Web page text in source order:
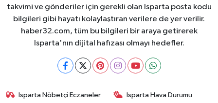
takvimi ve gönderiler için gerekli olan Isparta posta kodu
bilgileri gibi hayatı kolaylaştıran verilere de yer verilir.
haber32.com, tüm bu bilgileri bir araya getirerek
Isparta'nın dijital hafızası olmayı hedefler.
Isparta Nöbetçi Eczaneler Isparta Hava Durumu